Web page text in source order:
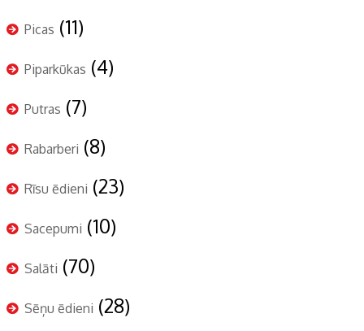
Picas (11)
Piparkūkas (4)
Putras (7)
Rabarberi (8)
Rīsu ēdieni (23)
Sacepumi (10)
Salāti (70)
Sēņu ēdieni (28)